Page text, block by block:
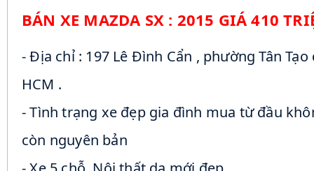
BÁN XE MAZDA SX : 2015 GIÁ 410
- Địa chỉ : 197 Lê Đình Cẩn , phường Tân Tạo
HCM .
- Tình trạng xe đẹp gia đình mua từ đầu
còn nguyên bản